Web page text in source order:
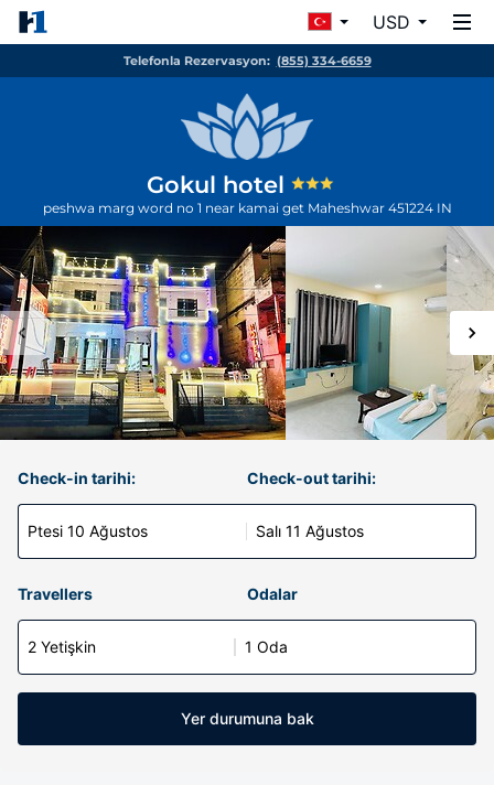
USD
Telefonla Rezervasyon: (855) 334-6659
Gokul hotel
peshwa marg word no 1 near kamai get Maheshwar 451224 IN
Check-in tarihi:
Ptesi 10 Ağustos
Check-out tarihi:
Salı 11 Ağustos
Travellers Odalar
2 Yetişkin 1 Oda
Yer durumuna bak